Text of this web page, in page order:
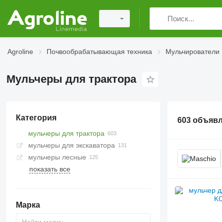
Agroline Почвообрабатывающая техника Мульчирователи
Мульчеры для трактора
Категория
мульчеры для трактора
мульчеры для экскаватора
мульчеры лесные
показать все
Марка
603